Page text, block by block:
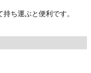
ち運ぶと便利です。